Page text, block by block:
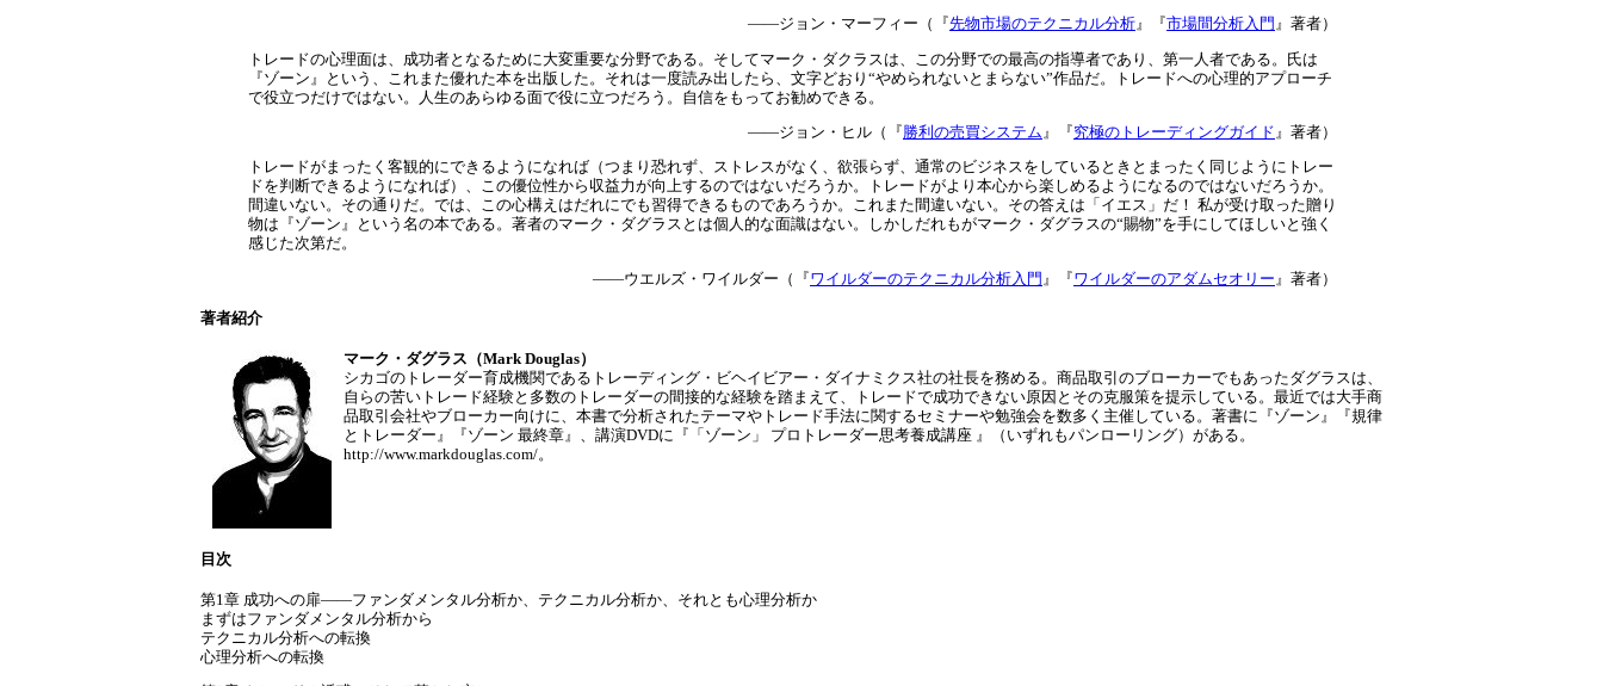
――ジョン・マーフィー（『先物市場のテクニカル分析』『市場間分析入門 』著者）
トレードの心理面は、成功者となるために大変重要な分野である。そしてマーク・ダクラスは、この分野での最高の指導者であり、第一人者である。氏は
『ゾーン』という、これまた優れた本を出版した。それは一度読み出したら、文字どおり“やめられないとまらない”作品だ。トレードへの心理的アプローチ
で役立つだけではない。人生のあらゆる面で役に立つだろう。自信をもってお勧めできる。
――ジョン・ヒル（『勝利の売買システム』『究極のトレーディングガイド』著者）
トレードがまったく客観的にできるようになれば（つまり恐れず、ストレスがなく、欲張らず、通常のビジネスをしているときとまったく同じようにトレー
ドを判断できるようになれば）、この優位性から収益力が向上するのではないだろうか。トレードがより本心から楽しめるようになるのではないだろうか。
間違いない。その通りだ。では、この心構えはだれにでも習得できるものであろうか。これまた間違いない。その答えは「イエス」だ！ 私が受け取った贈り
物は『ゾーン』という名の本である。著者のマーク・ダグラスとは個人的な面識はない。しかしだれもがマーク・ダグラスの“賜物”を手にしてほしいと強く
感じた次第だ。
――ウエルズ・ワイルダー（『ワイルダーのテクニカル分析入門 』『ワイルダーのアダムセオリー 』著者）
著者紹介
マーク・ダグラス（Mark Douglas）
シカゴのトレーダー育成機関であるトレーディング・ビヘイビアー・ダイナミクス社の社長を務める。商品取引のブローカーでもあったダグラスは、
自らの苦いトレード経験と多数のトレーダーの間接的な経験を踏まえて、トレードで成功できない原因とその克服策を提示している。最近では大手商
品取引会社やブローカー向けに、本書で分析されたテーマやトレード手法に関するセミナーや勉強会を数多く主催している。著書に『ゾーン』『規律
とトレーダー』『ゾーン 最終章』、講演DVDに『「ゾーン」 プロトレーダー思考養成講座 』（いずれもパンローリング）がある。
http://www.markdouglas.com/。
目次
第1章 成功への扉――ファンダメンタル分析か、テクニカル分析か、それとも心理分析か
まずはファンダメンタル分析から
テクニカル分析への転換
心理分析への転換